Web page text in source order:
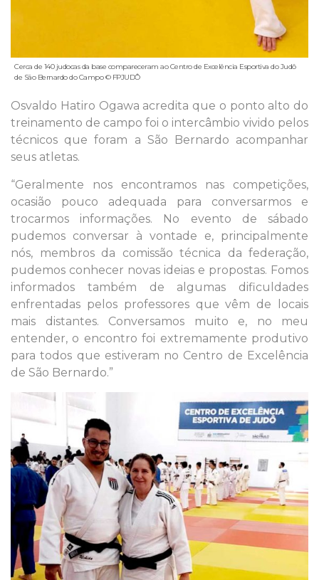
Cerca de 140 judocas da base compareceram ao Centro de Excelência Esportiva do Judô
de São Bernardo do Campo © FPJUDÔ
Osvaldo Hatiro Ogawa acredita que o ponto alto do
treinamento de campo foi o intercâmbio vivido pelos
técnicos que foram a São Bernardo acompanhar
seus atletas.
“Geralmente nos encontramos nas competições,
ocasião pouco adequada para conversarmos e
trocarmos informações. No evento de sábado
pudemos conversar à vontade e, principalmente
nós, membros da comissão técnica da federação,
pudemos conhecer novas ideias e propostas. Fomos
informados também de algumas dificuldades
enfrentadas pelos professores que vêm de locais
mais distantes. Conversamos muito e, no meu
entender, o encontro foi extremamente produtivo
para todos que estiveram no Centro de Excelência
de São Bernardo.”